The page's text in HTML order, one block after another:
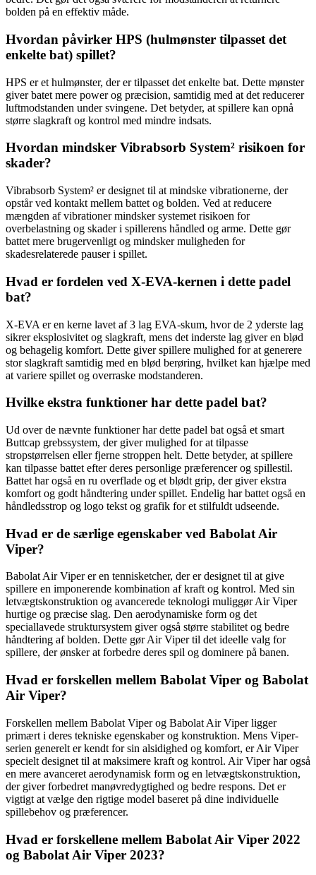
bolden på en effektiv måde.
Hvordan påvirker HPS (hulmønster tilpasset det
enkelte bat) spillet?
HPS er et hulmønster, der er tilpasset det enkelte bat. Dette mønster
giver batet mere power og præcision, samtidig med at det reducerer
luftmodstanden under svingene. Det betyder, at spillere kan opnå
større slagkraft og kontrol med mindre indsats.
Hvordan mindsker Vibrabsorb System² risikoen for
skader?
Vibrabsorb System² er designet til at mindske vibrationerne, der
opstår ved kontakt mellem battet og bolden. Ved at reducere
mængden af ​​vibrationer mindsker systemet risikoen for
overbelastning og skader i spillerens håndled og arme. Dette gør
battet mere brugervenligt og mindsker muligheden for
skadesrelaterede pauser i spillet.
Hvad er fordelen ved X-EVA-kernen i dette padel
bat?
X-EVA er en kerne lavet af 3 lag EVA-skum, hvor de 2 yderste lag
sikrer eksplosivitet og slagkraft, mens det inderste lag giver en blød
og behagelig komfort. Dette giver spillere mulighed for at generere
stor slagkraft samtidig med en blød berøring, hvilket kan hjælpe med
at variere spillet og overraske modstanderen.
Hvilke ekstra funktioner har dette padel bat?
Ud over de nævnte funktioner har dette padel bat også et smart
Buttcap grebssystem, der giver mulighed for at tilpasse
stropstørrelsen eller fjerne stroppen helt. Dette betyder, at spillere
kan tilpasse battet efter deres personlige præferencer og spillestil.
Battet har også en ru overflade og et blødt grip, der giver ekstra
komfort og godt håndtering under spillet. Endelig har battet også en
håndledsstrop og logo tekst og grafik for et stilfuldt udseende.
Hvad er de særlige egenskaber ved Babolat Air
Viper?
Babolat Air Viper er en tennisketcher, der er designet til at give
spillere en imponerende kombination af kraft og kontrol. Med sin
letvægtskonstruktion og avancerede teknologi muliggør Air Viper
hurtige og præcise slag. Den aerodynamiske form og det
speciallavede struktursystem giver også større stabilitet og bedre
håndtering af bolden. Dette gør Air Viper til det ideelle valg for
spillere, der ønsker at forbedre deres spil og dominere på banen.
Hvad er forskellen mellem Babolat Viper og Babolat
Air Viper?
Forskellen mellem Babolat Viper og Babolat Air Viper ligger
primært i deres tekniske egenskaber og konstruktion. Mens Viper-
serien generelt er kendt for sin alsidighed og komfort, er Air Viper
specielt designet til at maksimere kraft og kontrol. Air Viper har også
en mere avanceret aerodynamisk form og en letvægtskonstruktion,
der giver forbedret manøvredygtighed og bedre respons. Det er
vigtigt at vælge den rigtige model baseret på dine individuelle
spillebehov og præferencer.
Hvad er forskellene mellem Babolat Air Viper 2022
og Babolat Air Viper 2023?